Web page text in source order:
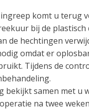
ingreep komt u terug
bij de plastisch
de hechtingen
omdat er
Tijdens de
bekijkt samen met u
na twee